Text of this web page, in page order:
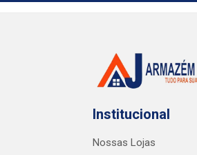
Institucional
Nossas Lojas